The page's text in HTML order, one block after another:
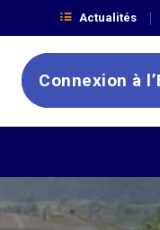
Actualités
Connexion à